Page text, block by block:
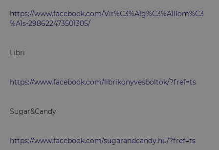
https://www.facebook.com/Vir%C3%A1g%C3%A1llom%C3
%A1s-298622473501305/
Libri
https://www.facebook.com/librikonyvesboltok/?fref=ts
Sugar&Candy
https://www.facebook.com/sugarandcandy.hu/?fref=ts